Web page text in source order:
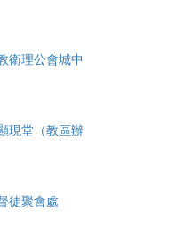
衛理公會城中
現堂（教區辦
徒聚會處